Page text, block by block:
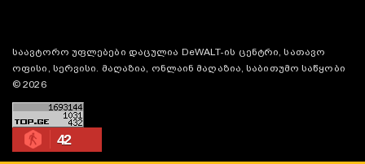
საავტორო უფლებები დაცულია DeWALT-ის ცენტრი, სათავო
ოფისი, სერვისი. მაღაზია, ონლაინ მაღაზია, საბითუმო საწყობი
© 2026
42